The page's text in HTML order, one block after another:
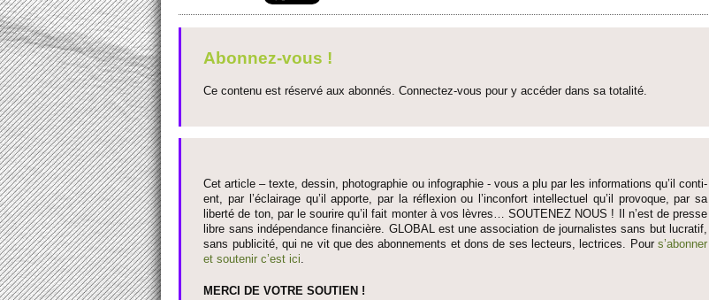
Abonnez-vous !
Ce contenu est réservé aux abonnés. Connectez-vous pour y accéder dans sa to­talité.
Cet article – texte, dessin, photographie ou infographie - vous a plu par les informati­ons qu’il conti­
ent, par l’éclairage qu’il appo­rte, par la réflexion ou l’inconfort inte­llectuel qu’il pro­voque, par sa
liberté de ton, par le so­urire qu’il fait monter à vos lèvres… SO­UTENEZ NOUS ! Il n’est de pre­sse
libre sans indépendance financière. GLOBAL est une asso­ci­ation de journalistes sans but lucratif,
sans publi­cité, qui ne vit que des abonne­ments et dons de ses lecte­urs, lec­trices. Pours’abonner
et so­utenir c’est ici.
MERCI DE VOTRE SO­UTIEN !